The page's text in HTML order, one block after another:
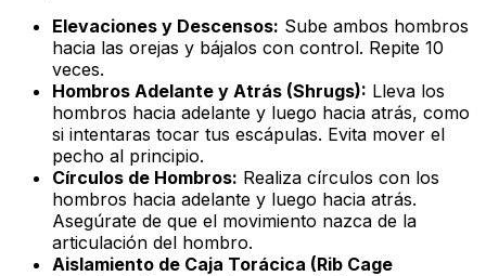
Elevaciones y Descensos: Sube ambos hombros
hacia las orejas y bájalos con control. Repite 10
veces.
Hombros Adelante y Atrás (Shrugs): Lleva los
hombros hacia adelante y luego hacia atrás, como
si intentaras tocar tus escápulas. Evita mover el
pecho al principio.
Círculos de Hombros: Realiza círculos con los
hombros hacia adelante y luego hacia atrás.
Asegúrate de que el movimiento nazca de la
articulación del hombro.
Aislamiento de Caja Torácica (Rib Cage